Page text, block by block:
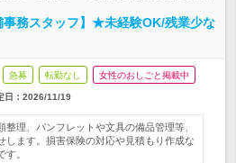
事務スタッフ】★未経験OK/残業少な
急募 転勤なし 女性のおしごと掲載中
日： 2026/11/19
整理、パンフレットや文具の備品管理等、
します。損害保険の対応や見積もり作成な
す。